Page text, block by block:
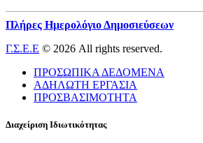
Πλήρες Ημερολόγιο Δημοσιεύσεων
Γ.Σ.Ε.Ε © 2026 All rights reserved.
ΠΡΟΣΩΠΙΚΑ ΔΕΔΟΜΕΝΑ
ΑΔΗΛΩΤΗ ΕΡΓΑΣΙΑ
ΠΡΟΣΒΑΣΙΜΟΤΗΤΑ
Διαχείριση Ιδιωτικότητας